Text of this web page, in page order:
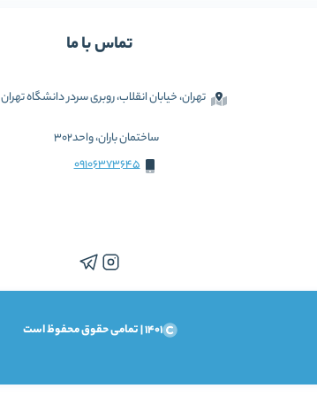
تماس با ما
تهران، خیابان انقلاب، روبری سردر دانشگاه تهران
ساختمان باران، واحد302
09106373645
1401 | تمامی حقوق محفوظ است